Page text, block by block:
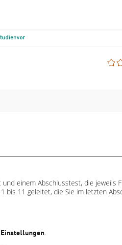
einem Abschlusstest, die jeweils
bis 11 geleitet, die Sie im letzten
Einstellungen.